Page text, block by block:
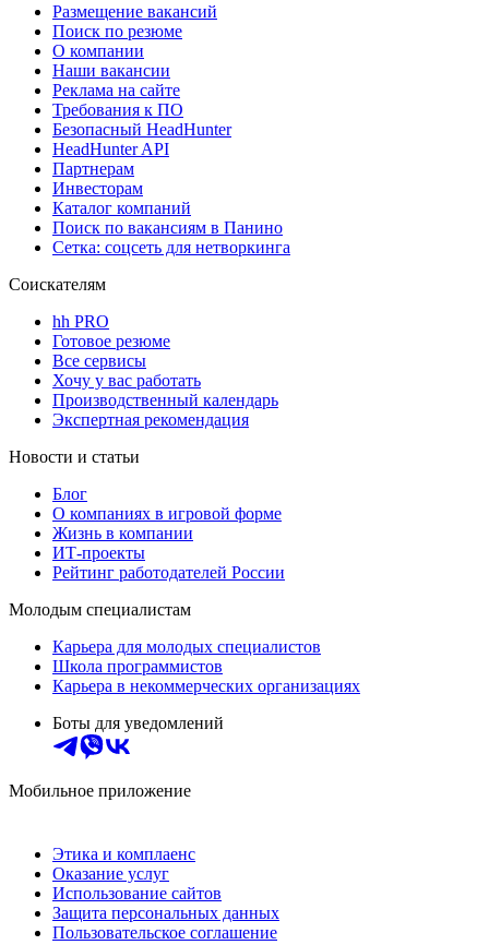
Размещение вакансий
Поиск по резюме
О компании
Наши вакансии
Реклама на сайте
Требования к ПО
Безопасный HeadHunter
HeadHunter API
Партнерам
Инвесторам
Каталог компаний
Поиск по вакансиям в Панино
Сетка: соцсеть для нетворкинга
Соискателям
hh PRO
Готовое резюме
Все сервисы
Хочу у вас работать
Производственный календарь
Экспертная рекомендация
Новости и статьи
Блог
О компаниях в игровой форме
Жизнь в компании
ИТ-проекты
Рейтинг работодателей России
Молодым специалистам
Карьера для молодых специалистов
Школа программистов
Карьера в некоммерческих организациях
Боты для уведомлений
Мобильное приложение
Этика и комплаенс
Оказание услуг
Использование сайтов
Защита персональных данных
Пользовательское соглашение